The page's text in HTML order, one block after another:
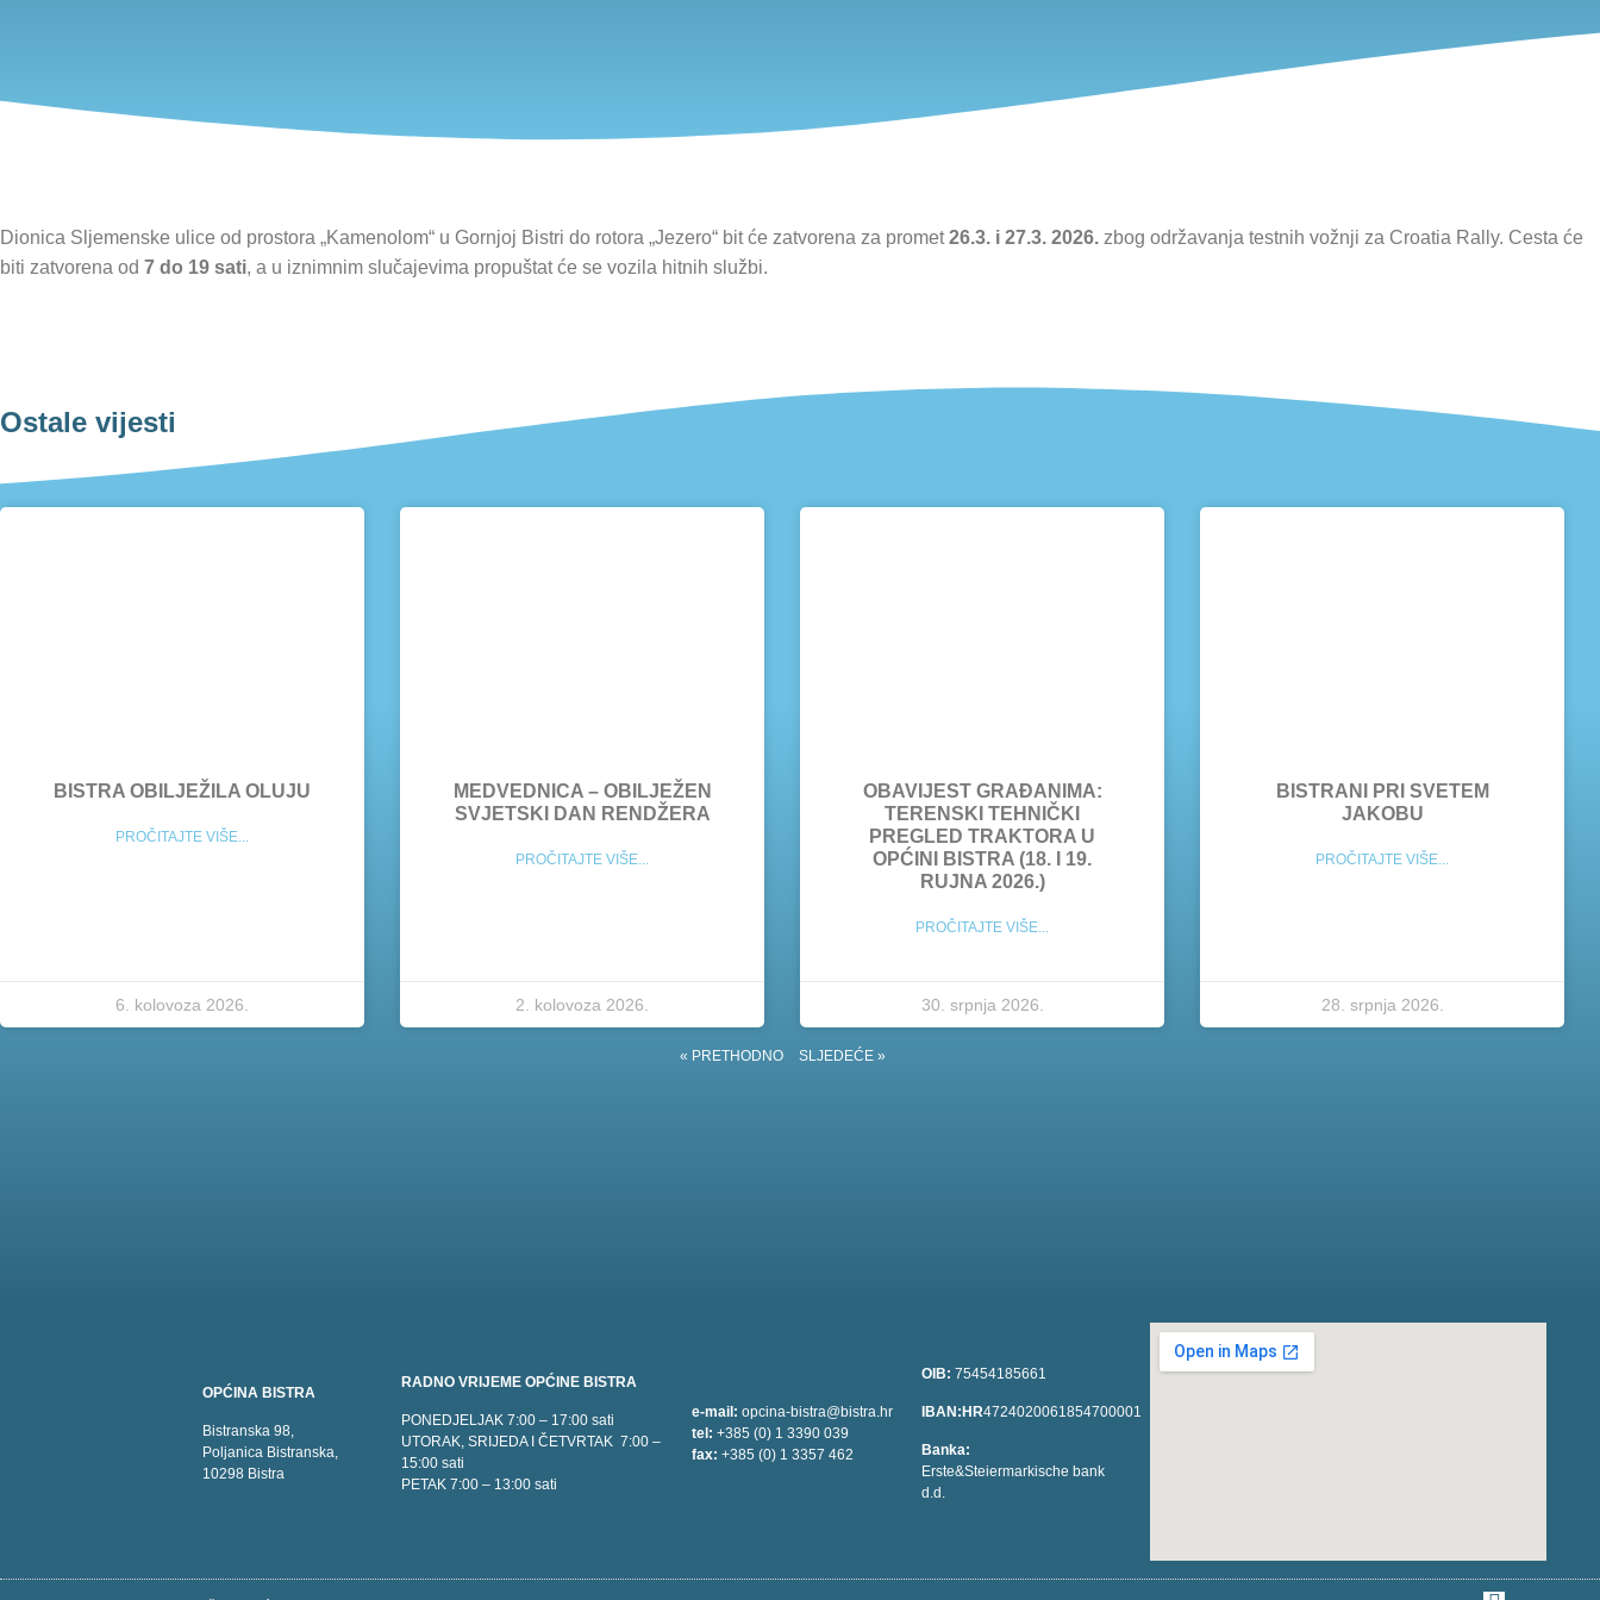
Dionica Sljemenske ulice od prostora „Kamenolom“ u Gornjoj Bistri do rotora „Jezero“ bit će zatvorena za promet26.3. i 27.3. 2026. zbog održavanja testnih vožnji za Croatia Rally. Cesta će
biti zatvorena od 7 do 19 sati, a u iznimnim slučajevima propuštat će se vozila hitnih službi.
Ostale vijesti
BISTRA OBILJEŽILA OLUJU
PROČITAJTE VIŠE...
6. kolovoza 2026.
MEDVEDNICA – OBILJEŽEN
SVJETSKI DAN RENDŽERA
PROČITAJTE VIŠE...
2. kolovoza 2026.
OBAVIJEST GRAĐANIMA:
TERENSKI TEHNIČKI
PREGLED TRAKTORA U
OPĆINI BISTRA (18. I 19.
RUJNA 2026.)
PROČITAJTE VIŠE...
30. srpnja 2026.
BISTRANI PRI SVETEM
JAKOBU
PROČITAJTE VIŠE...
28. srpnja 2026.
« PRETHODNO SLJEDEĆE »
OPĆINA BISTRA
Bistranska 98,
Poljanica Bistranska,
10298 Bistra
RADNO VRIJEME OPĆINE BISTRA
PONEDJELJAK 7:00 – 17:00 sati
UTORAK, SRIJEDA I ČETVRTAK 7:00 –
15:00 sati
PETAK 7:00 – 13:00 sati
e-mail: opcina-bistra@bistra.hr
tel: +385 (0) 1 3390 039
fax: +385 (0) 1 3357 462
OIB: 75454185661
IBAN:HR4724020061854700001
Banka:
Erste&Steiermarkische bank
d.d.